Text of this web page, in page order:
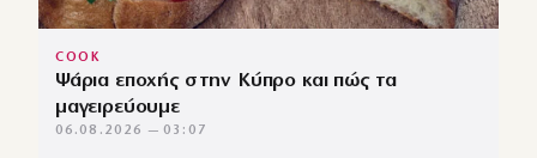
COOK
Ψάρια εποχής στην Κύπρο και πώς τα
μαγειρεύουμε
06.08.2026 — 03:07